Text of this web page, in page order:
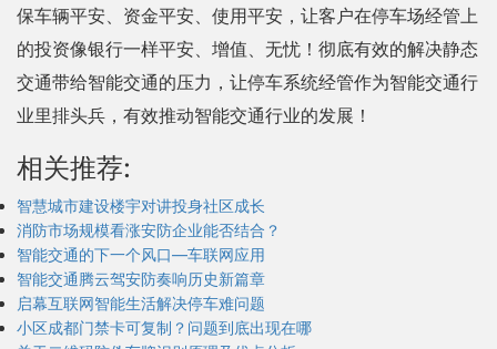
保车辆平安、资金平安、使用平安，让客户在停车场经管上
的投资像银行一样平安、增值、无忧！彻底有效的解决静态
交通带给智能交通的压力，让停车系统经管作为智能交通行
业里排头兵，有效推动智能交通行业的发展！
相关推荐:
智慧城市建设楼宇对讲投身社区成长
消防市场规模看涨安防企业能否结合？
智能交通的下一个风口—车联网应用
智能交通腾云驾安防奏响历史新篇章
启幕互联网智能生活解决停车难问题
小区成都门禁卡可复制？问题到底出现在哪